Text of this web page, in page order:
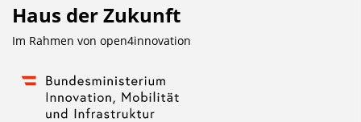
Haus der Zukunft
Im Rahmen von open4innovation